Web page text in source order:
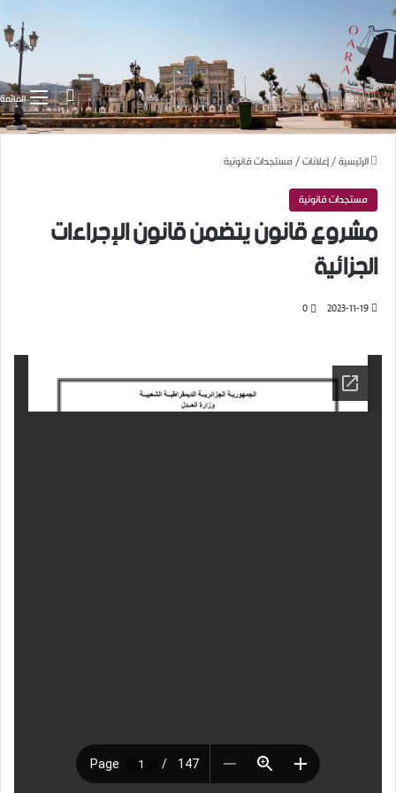
القائمةبحث عن
الرئيسية / إعلانات / مستجدات قانونية
مستجدات قانونية
مشروع قانون يتضمن قانون الإجراءات
الجزائية
2023-11-19
0